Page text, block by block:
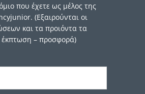
που έχετε ως μέλος της
(Εξαιρούνται οι
και τα προιόντα τα
έκπτωση – προσφορά)